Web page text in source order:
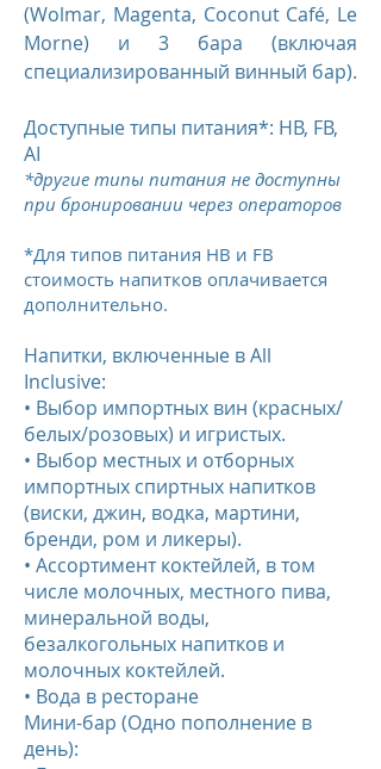
(Wolmar, Magenta, Coconut Café, Le
Morne) и 3 бара (включая
специализированный винный бар).
Доступные типы питания*: HB, FB,
AI
*другие типы питания не доступны
при бронировании через операторов
*Для типов питания HВ и FB
стоимость напитков оплачивается
дополнительно.
Напитки, включенные в All
Inclusive:
• Выбор импортных вин (красных/
белых/розовых) и игристых.
• Выбор местных и отборных
импортных спиртных напитков
(виски, джин, водка, мартини,
бренди, ром и ликеры).
• Ассортимент коктейлей, в том
числе молочных, местного пива,
минеральной воды,
безалкогольных напитков и
молочных коктейлей.
• Вода в ресторане
Мини-бар (Одно пополнение в
день):